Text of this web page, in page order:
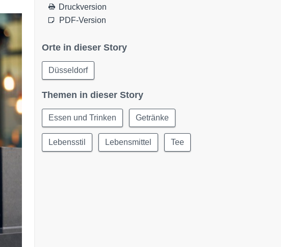
Druckversion
PDF-Version
Orte in dieser Story
Düsseldorf
Themen in dieser Story
Essen und Trinken Getränke
Lebensstil Lebensmittel Tee